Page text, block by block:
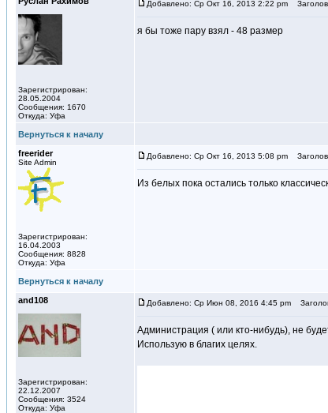
Зарегистрирован:
28.05.2004
Сообщения: 1670
Откуда: Уфа
Добавлено: Ср Окт 16, 2013 2:22 pm
я бы тоже пару взял - 48 размер
Вернуться к началу
freerider
Site Admin
Зарегистрирован:
16.04.2003
Сообщения: 8828
Откуда: Уфа
Добавлено: Ср Окт 16, 2013 5:08 pm
Из белых пока остались только
Вернуться к началу
and108
Зарегистрирован:
22.12.2007
Сообщения: 3524
Откуда: Уфа
Добавлено: Ср Июн 08, 2016 4:45 pm
Администрация ( или кто-нибудь), не
Использую в благих целях.